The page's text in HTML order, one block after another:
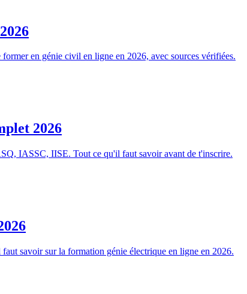
en génie civil en ligne en 2026, avec sources vérifiées.
2026
IASSC, IISE. Tout ce qu'il faut savoir avant de t'inscrire.
savoir sur la formation génie électrique en ligne en 2026.